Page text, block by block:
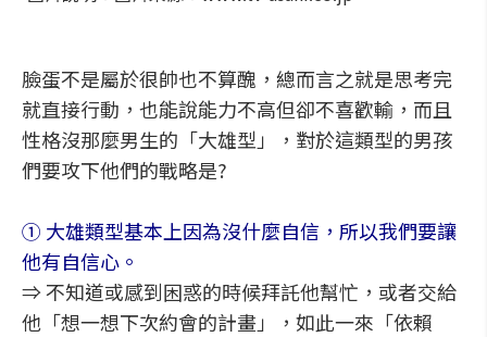
臉蛋不是屬於很帥也不算醜，總而言之就是思考完
就直接行動，也能說能力不高但卻不喜歡輸，而且
性格沒那麼男生的「大雄型」，對於這類型的男孩
們要攻下他們的戰略是?
① 大雄類型基本上因為沒什麼自信，所以我們要讓
他有自信心。
⇒ 不知道或感到困惑的時候拜託他幫忙，或者交給
他「想一想下次約會的計畫」，如此一來「依賴